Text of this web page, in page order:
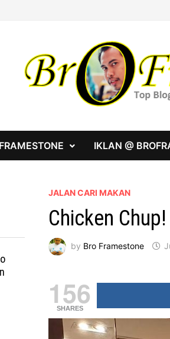
IKLAN @
JALAN CARI MAKAN
Chicken
by Bro Framestone
156
SHARES